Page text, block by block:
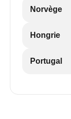
Norvège
Hongrie
Portugal